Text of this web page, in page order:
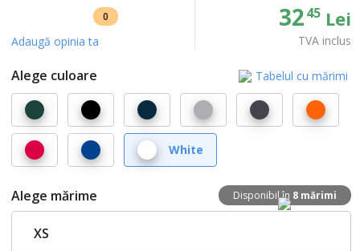
0
Adaugă opinia ta
3245Lei
TVA inclus
Alege culoare Tabelul cu mărimi
Bottle
Green
Deep
Black
French
Navy
Grey
Melange
Mouse
Grey
Red
Royal
Blue
White
Disponibil în 8 mărimi
Alege mărime
XS